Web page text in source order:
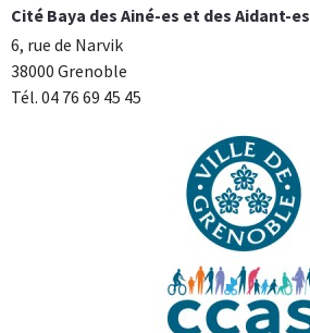
Cité Baya des Ainé-es et des Aidant-es
6, rue de Narvik
38000 Grenoble
Tél. 04 76 69 45 45